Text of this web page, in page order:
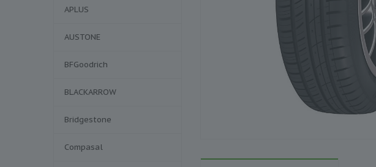
APLUS
AUSTONE
BFGoodrich
BLACKARROW
Bridgestone
Compasal